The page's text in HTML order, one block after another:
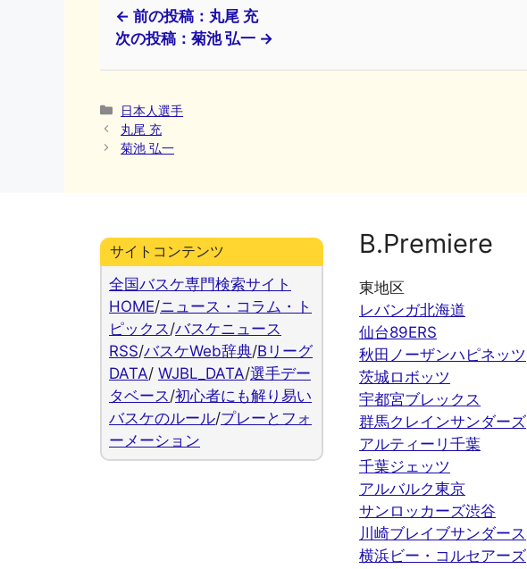
← 前の投稿：丸尾 充
次の投稿：菊池 弘一 →
カ
テ
ゴ
日本人選手
丸尾 充
菊池 弘一
サイトコンテンツ
全国バスケ専門検索サイト
HOME/ニュース・コラム・ト
ピックス /バスケニュース
RSS/バスケWeb辞典/Bリーグ
DATA/ WJBL_DATA/選手デー
タベース /初心者にも解り易い
バスケのルール/プレーとフォ
ーメーション
B.Premiere
東地区
レバンガ北海道
仙台89ERS
秋田ノーザンハピネッツ
茨城ロボッツ
宇都宮ブレックス
群馬クレインサンダーズ
アルティーリ千葉
千葉ジェッツ
アルバルク東京
サンロッカーズ渋谷
川崎ブレイブサンダース
横浜ビー・コルセアーズ